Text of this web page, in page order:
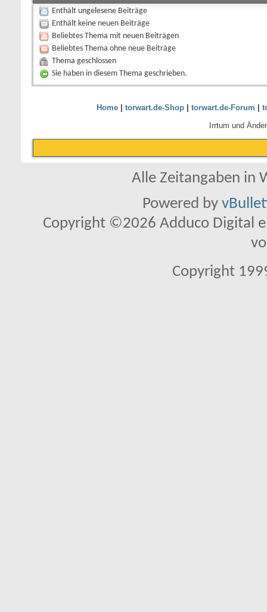
Enthält ungelesene Beiträge
Enthält keine neuen Beiträge
Beliebtes Thema mit neuen Beiträgen
Beliebtes Thema ohne neue Beiträge
Thema geschlossen
Sie haben in diesem Thema geschrieben.
Home| torwart.de-Shop| torwart.de-Forum
Irrtum und
Alle Zeitangaben in
Powered by
Copyright ©2026 Adduco Digital
Copyright